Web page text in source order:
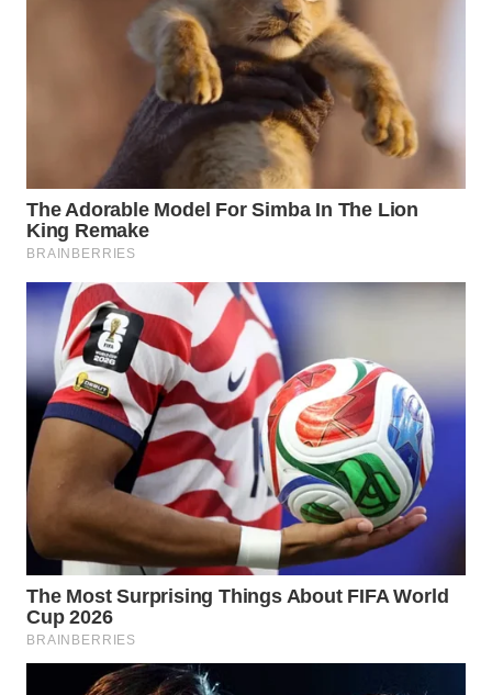
WAHANANEWS
WAHANANEWS
WAHANA
SPORT
WAHANA
UMKM
WAHANA
SELEB
WAHANA
WAHANA
OTOMOTIF
WAHANA
HEALTH
WAHANA